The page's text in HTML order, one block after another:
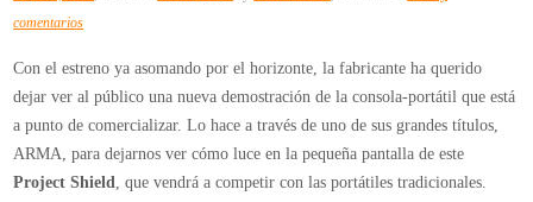
comentariosen
Shield
la
consola
Android
de
Con el estreno ya asomando por el horizonte, la fabricante ha querido
dejar ver al público una nueva demostración de la consola-portátil que está
a punto de comercializar. Lo hace a través de uno de sus grandes títulos,
ARMA, para dejarnos ver cómo luce en la pequeña pantalla de este
Project Shield, que vendrá a competir con las portátiles tradicionales.